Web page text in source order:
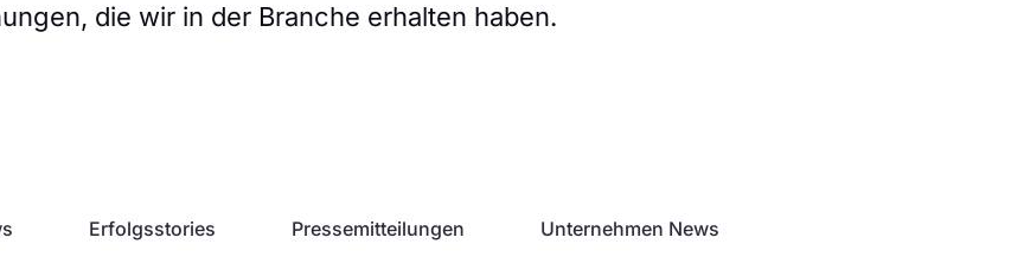
die wir in der Branche erhalten haben.
Erfolgsstories Pressemitteilungen Unternehmen News